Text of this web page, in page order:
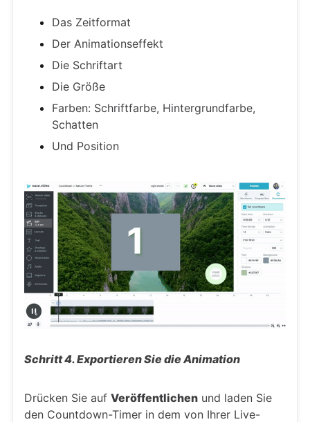
Das Zeitformat
Der Animationseffekt
Die Schriftart
Die Größe
Farben: Schriftfarbe, Hintergrundfarbe,
Schatten
Und Position
Schritt 4. Exportieren Sie die Animation
Drücken Sie auf Veröffentlichen und laden Sie
den Countdown-Timer in dem von Ihrer Live-